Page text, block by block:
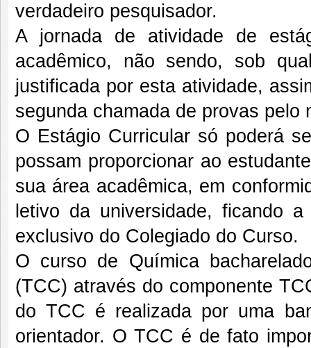
verdadeiro pesquisador.
A jornada de atividade de
acadêmico, não sendo, sob
justificada por esta atividade,
segunda chamada de provas pelo
O Estágio Curricular só poderá
possam proporcionar ao
sua área acadêmica, em
letivo da universidade, ficando
exclusivo do Colegiado do Curso.
O curso de Química
(TCC) através do componente
do TCC é realizada por uma
orientador. O TCC é de fato